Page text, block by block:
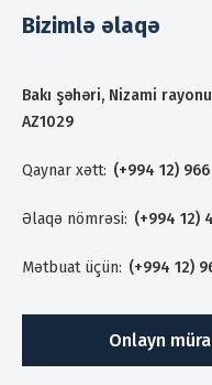
Bizimlə əlaqə
Bakı şəhəri, Nizami
AZ1029
Qaynar xətt: (+994 12) 966
Əlaqə nömrəsi: (+994 12)
Mətbuat üçün: (+994 12)
Onlayn